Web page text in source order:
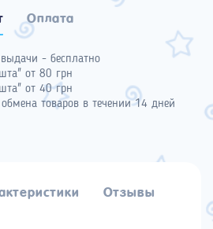
Оплата
- бесплатно
от 80 грн
от 40 грн
товаров в течении 14 дней
Отзывы